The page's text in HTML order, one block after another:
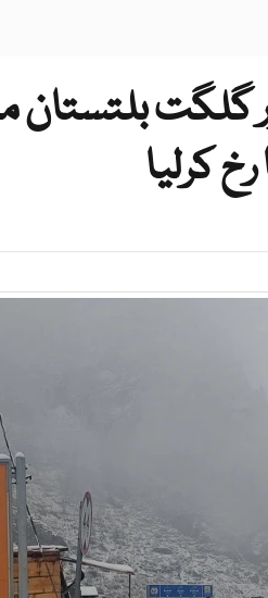
گلگت بلتستان
کرلیا